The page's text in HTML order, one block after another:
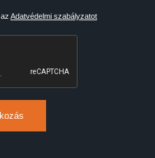
Adatvédelmi szabályzatot